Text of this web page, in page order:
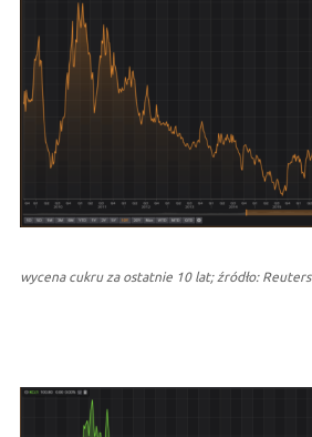
wycena cukru za ostatnie 10 lat; źródło: